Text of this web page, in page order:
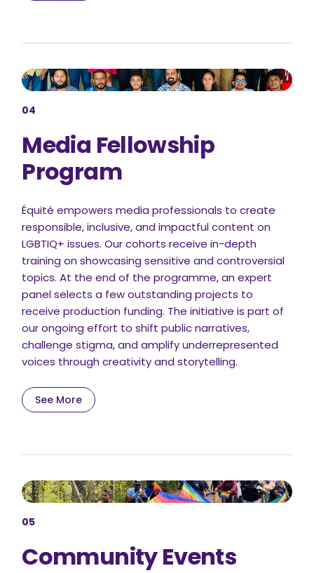
04
Media Fellowship
Program
Équité empowers media professionals to create
responsible, inclusive, and impactful content on
LGBTIQ+ issues. Our cohorts receive in-depth
training on showcasing sensitive and controversial
topics. At the end of the programme, an expert
panel selects a few outstanding projects to
receive production funding. The initiative is part of
our ongoing effort to shift public narratives,
challenge stigma, and amplify underrepresented
voices through creativity and storytelling.
See More
05
Community Events